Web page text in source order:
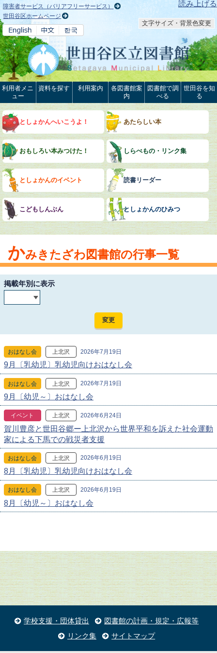
本文へ 読み上げる
障害者サービス（バリアフリーサービス）
世田谷区ホームページ
文字サイズ・背景色変更
利用者メニ
ュー
資料を探す 利用案内
各図書館案
内
図書館で調
べる
世田谷を知
る
かみきたざわ図書館の行事一覧
掲載年別に表示
おはなし会 上北沢 2026年7月19日
9月〔乳幼児〕乳幼児向けおはなし会
おはなし会 上北沢 2026年7月19日
9月〔幼児～〕おはなし会
イベント 上北沢 2026年6月24日
賀川豊彦と世田谷郷ー上北沢から世界平和を訴えた社会運動
家による下馬での戦災者支援
おはなし会 上北沢 2026年6月19日
8月〔乳幼児〕乳幼児向けおはなし会
おはなし会 上北沢 2026年6月19日
8月〔幼児～〕おはなし会
としょかんへいこうよ！ あたらしい本
おもしろい本みつけた！ しらべもの・リンク集
としょかんのイベント 読書リーダー
こどもしんぶん としょかんのひみつ
学校支援・団体貸出
図書館の計画・規定・広報等
リンク集
サイトマップ